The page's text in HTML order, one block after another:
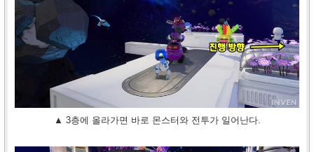
▲ 3층에 올라가면 바로 몬스터와 전투가 일어난다.